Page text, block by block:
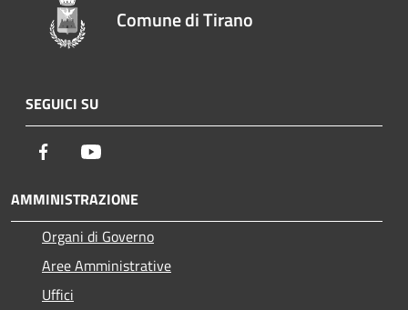
Comune di Tirano
SEGUICI SU
Facebook
AMMINISTRAZIONE
Organi di Governo
Aree Amministrative
Uffici